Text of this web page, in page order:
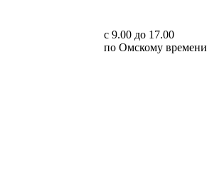
с 9.00 до 17.00
по Омскому времени